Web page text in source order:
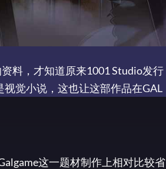
料，才知道原来1001 Studio发行
觉小说，这也让这部作品在GAL
这一题材制作上相对比较省